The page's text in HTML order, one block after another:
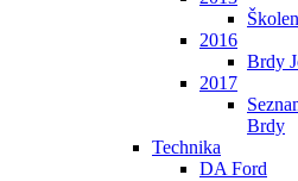
2016
Brdy
2017
Brdy
Technika
DA Ford